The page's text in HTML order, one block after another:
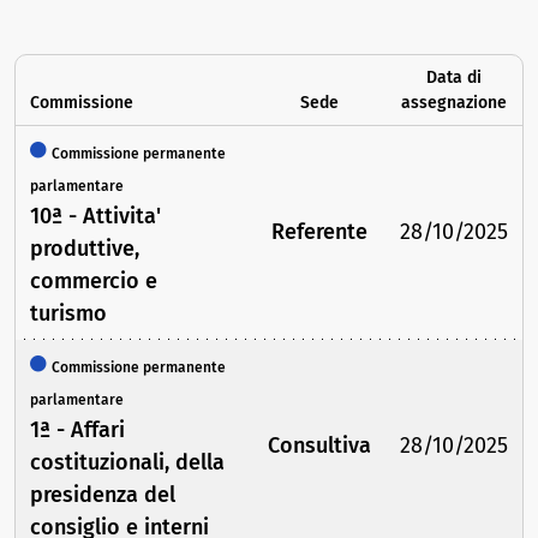
Commissione Sede
Data di
assegnazione
Commissione permanente
parlamentare
10ª - Attivita'
produttive,
commercio e
turismo
Referente 28/10/2025
Commissione permanente
parlamentare
1ª - Affari
costituzionali, della
presidenza del
consiglio e interni
Consultiva 28/10/2025